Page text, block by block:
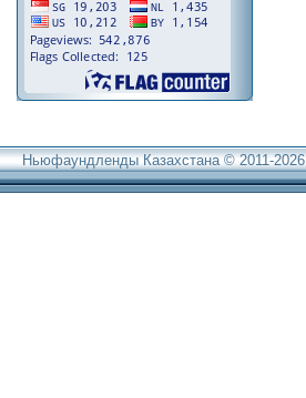
Ньюфаундленды Казахстана © 2011-2026